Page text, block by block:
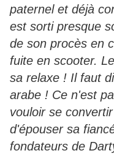
paternel et déjà
est sorti presque
de son procès en
fuite en scooter.
sa relaxe ! Il faut
arabe ! Ce n'est
vouloir se
d'épouser sa
fondateurs de